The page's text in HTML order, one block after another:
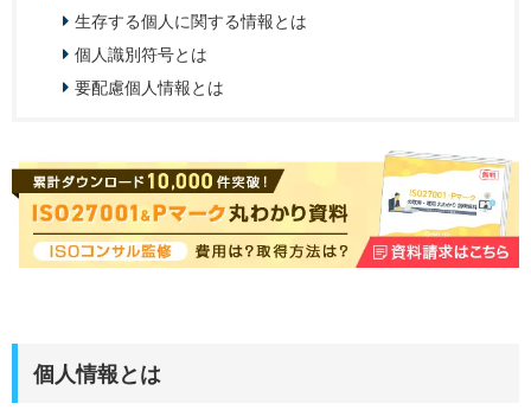
生存する個人に関する情報とは
個人識別符号とは
要配慮個人情報とは
個人情報とは